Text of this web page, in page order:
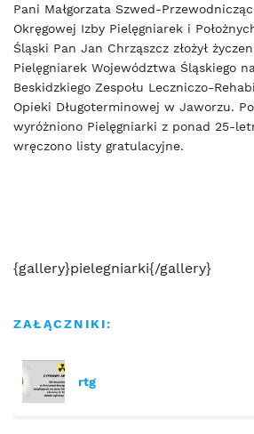
Pani Małgorzata Szwed-
Okręgowej Izby Pielęgniarek i
Śląski Pan Jan Chrząszcz złożył
Pielęgniarek Województwa Śląskiego
Beskidzkiego Zespołu Leczniczo-
Opieki Długoterminowej w Jaworzu.
wyróżniono Pielęgniarki z ponad 25-
wręczono listy gratulacyjne.
{gallery}pielegniarki{/gallery}
ZAŁĄCZNIKI:
rtg